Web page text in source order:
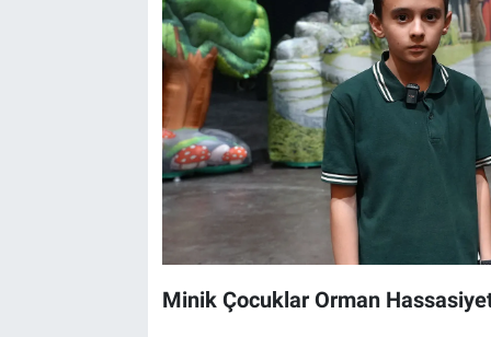
Minik Çocuklar Orman